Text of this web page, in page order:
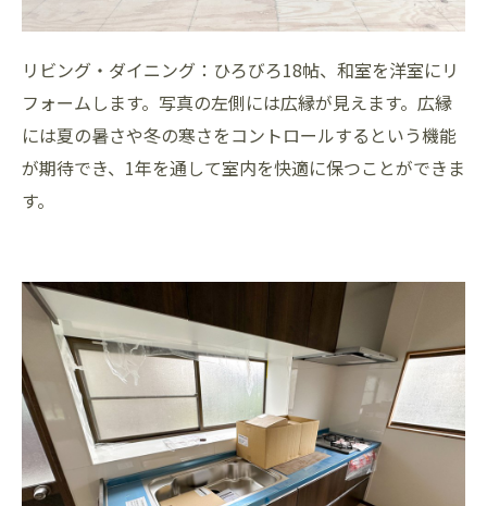
リビング・ダイニング：ひろびろ18帖、和室を洋室にリ
フォームします。写真の左側には広縁が見えます。広縁
には夏の暑さや冬の寒さをコントロールするという機能
が期待でき、1年を通して室内を快適に保つことができま
す。